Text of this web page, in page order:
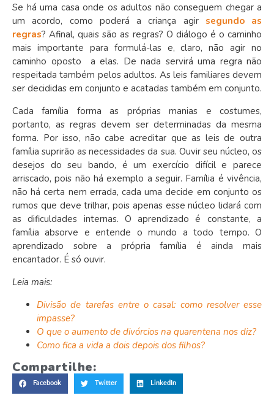
Se há uma casa onde os adultos não conseguem chegar a
um acordo, como poderá a criança agir segundo as
regras? Afinal, quais são as regras? O diálogo é o caminho
mais importante para formulá-las e, claro, não agir no
caminho oposto a elas. De nada servirá uma regra não
respeitada também pelos adultos. As leis familiares devem
ser decididas em conjunto e acatadas também em conjunto.
Cada família forma as próprias manias e costumes,
portanto, as regras devem ser determinadas da mesma
forma. Por isso, não cabe acreditar que as leis de outra
família suprirão as necessidades da sua. Ouvir seu núcleo, os
desejos do seu bando, é um exercício difícil e parece
arriscado, pois não há exemplo a seguir. Família é vivência,
não há certa nem errada, cada uma decide em conjunto os
rumos que deve trilhar, pois apenas esse núcleo lidará com
as dificuldades internas. O aprendizado é constante, a
família absorve e entende o mundo a todo tempo. O
aprendizado sobre a própria família é ainda mais
encantador. É só ouvir.
Leia mais:
Divisão de tarefas entre o casal: como resolver esse
impasse?
O que o aumento de divórcios na quarentena nos diz?
Como fica a vida a dois depois dos filhos?
Compartilhe:
Facebook Twitter LinkedIn